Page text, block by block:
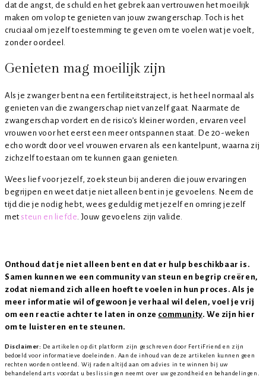
dat de angst, de schuld en het gebrek aan vertrouwen het moeilijk
maken om volop te genieten van jouw zwangerschap. Toch is het
cruciaal om jezelf toestemming te geven om te voelen wat je voelt,
zonder oordeel.
Genieten mag moeilijk zijn
Als je zwanger bent na een fertiliteitstraject, is het heel normaal als
genieten van die zwangerschap niet vanzelf gaat. Naarmate de
zwangerschap vordert en de risico’s kleiner worden, ervaren veel
vrouwen voor het eerst een meer ontspannen staat. De 20-weken
echo wordt door veel vrouwen ervaren als een kantelpunt, waarna zij
zichzelf toestaan om te kunnen gaan genieten.
Wees lief voor jezelf, zoek steun bij anderen die jouw ervaringen
begrijpen en weet dat je niet alleen bent in je gevoelens. Neem de
tijd die je nodig hebt, wees geduldig met jezelf en omring jezelf
met steun en liefde . Jouw gevoelens zijn valide.
Onthoud dat je niet alleen bent en dat er hulp beschikbaar is.
Samen kunnen we een community van steun en begrip creëren,
zodat niemand zich alleen hoeft te voelen in hun proces. Als je
meer informatie wil of gewoon je verhaal wil delen, voel je vrij
om een reactie achter te laten in onze community. We zijn hier
om te luisteren en te steunen.
Disclaimer: De artikelen op dit platform zijn geschreven door FertiFriend en zijn
bedoeld voor informatieve doeleinden. Aan de inhoud van deze artikelen kunnen geen
rechten worden ontleend. Wij raden altijd aan om advies in te winnen bij uw
behandelend arts voordat u beslissingen neemt over uw gezondheid en behandelingen.